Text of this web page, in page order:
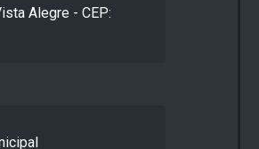
Alegre - CEP: